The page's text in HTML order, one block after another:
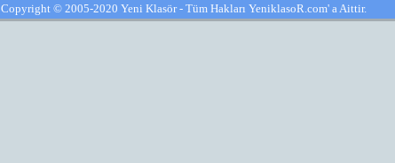
Copyright © 2005-2020 Yeni Klasör - Tüm Hakları YeniklasoR.com' a Aittir.